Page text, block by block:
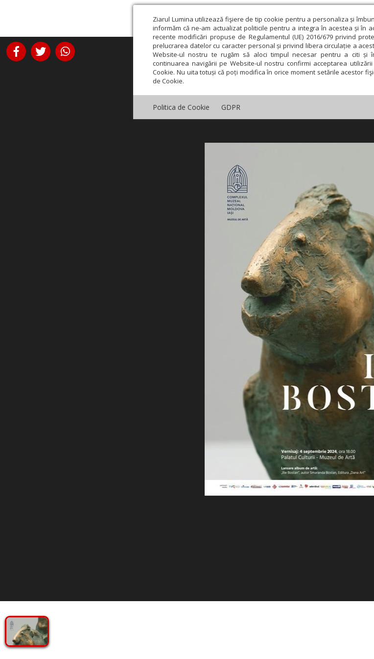
Ziarul Lumina utilizează fişiere de tip cookie pentru a personaliza și
informăm că ne-am actualizat politicile pentru a integra în acestea și în
recente modificări propuse de Regulamentul (UE) 2016/679 privind
prelucrarea datelor cu caracter personal și privind libera circulație a
Website-ul nostru te rugăm să aloci timpul necesar pentru a citi și
continuarea navigării pe Website-ul nostru confirmi acceptarea
Cookie. Nu uita totuși că poți modifica în orice moment setările acestor
de Cookie.
Politica de Cookie GDPR